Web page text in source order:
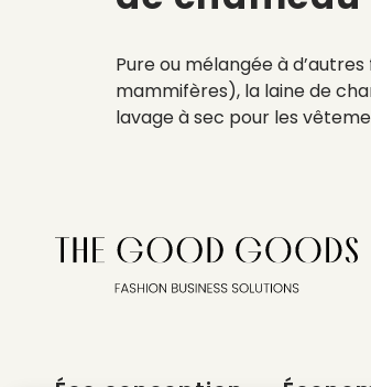
Pure ou mélangée à
mammifères), la laine de
lavage à sec pour les